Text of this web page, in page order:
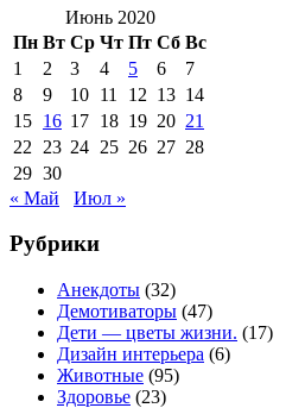
Июнь 2020
Пн Вт Ср Чт Пт Сб Вс
1
2 3 4 5 6
7
8
9 10 11 12 13 14
15 16 17 18 19 20 21
22
23 24 25 26 27 28
29 30
« Май
Июл »
Рубрики
Анекдоты (32)
Демотиваторы (47)
Дети — цветы жизни. (17)
Дизайн интерьера (6)
Животные (95)
Здоровье (23)